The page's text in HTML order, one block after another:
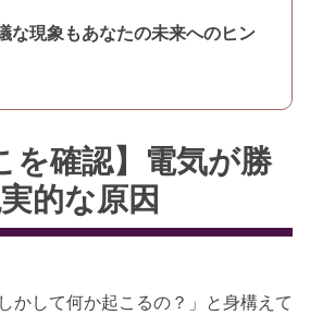
な現象もあなたの未来へのヒン
を確認】電気が勝
的な原因
かして何か起こるの？」と身構えて